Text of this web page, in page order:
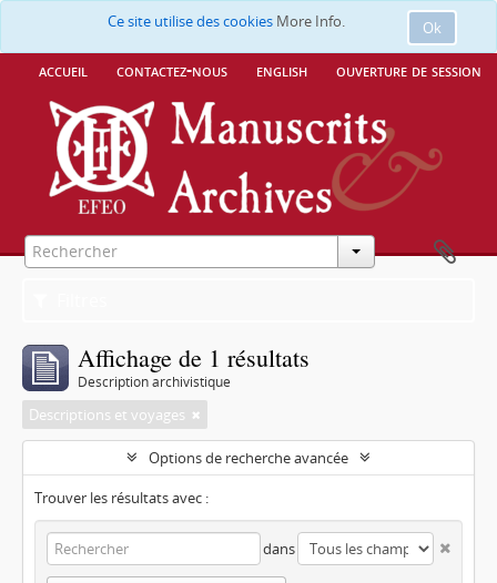
Ok
Ce site utilise des cookies More Info.
accueil contactez-nous english ouverture de session
Affichage de 1 résultats
Description archivistique
Descriptions et voyages
Options de recherche avancée
Trouver les résultats avec :
dans